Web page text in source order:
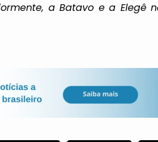
a Batavo e a Elegê